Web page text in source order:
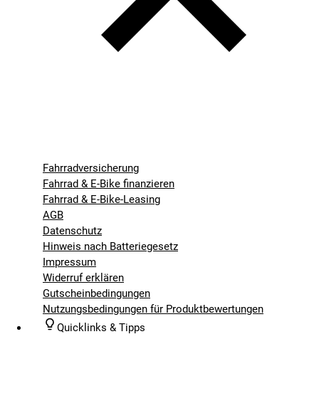
Fahrradversicherung
Fahrrad & E-Bike finanzieren
Fahrrad & E-Bike-Leasing
AGB
Datenschutz
Hinweis nach Batteriegesetz
Impressum
Widerruf erklären
Gutscheinbedingungen
Nutzungsbedingungen für Produktbewertungen
Quicklinks & Tipps